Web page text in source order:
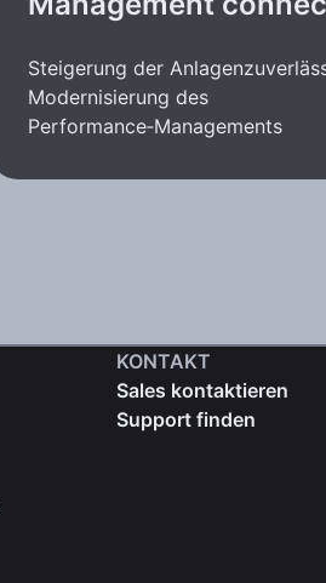
Steigerung der
Modernisierung des
Performance‑Managements
KONTAKT
Sales kontaktieren
Support finden